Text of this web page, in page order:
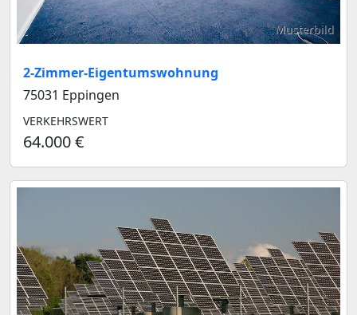
Musterbild
2-Zimmer-Eigentumswohnung
75031 Eppingen
VERKEHRSWERT
64.000 €